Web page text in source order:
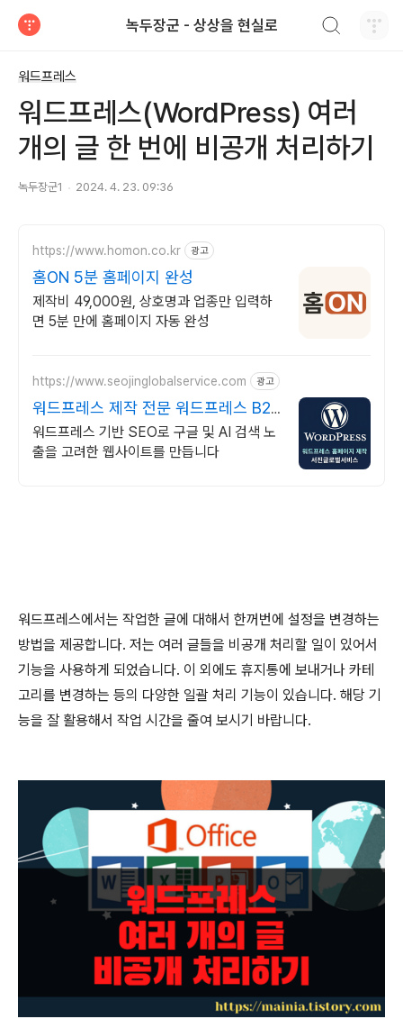
녹두장군 - 상상을 현실로
워드프레스
워드프레스(WordPress) 여러
개의 글 한 번에 비공개 처리하기
녹두장군1 2024. 4. 23. 09:36
https://www.homon.co.kr 광고
홈ON 5분 홈페이지 완성
제작비 49,000원, 상호명과 업종만 입력하
면 5분 만에 홈페이지 자동 완성
https://www.seojinglobalservice.com 광고
워드프레스 제작 전문 워드프레스 B2B
홈페이지
워드프레스 기반 SEO로 구글 및 AI 검색 노
출을 고려한 웹사이트를 만듭니다
워드프레스에서는 작업한 글에 대해서 한꺼번에 설정을 변경하는
방법을 제공합니다. 저는 여러 글들을 비공개 처리할 일이 있어서
기능을 사용하게 되었습니다. 이 외에도 휴지통에 보내거나 카테
고리를 변경하는 등의 다양한 일괄 처리 기능이 있습니다. 해당 기
능을 잘 활용해서 작업 시간을 줄여 보시기 바랍니다.